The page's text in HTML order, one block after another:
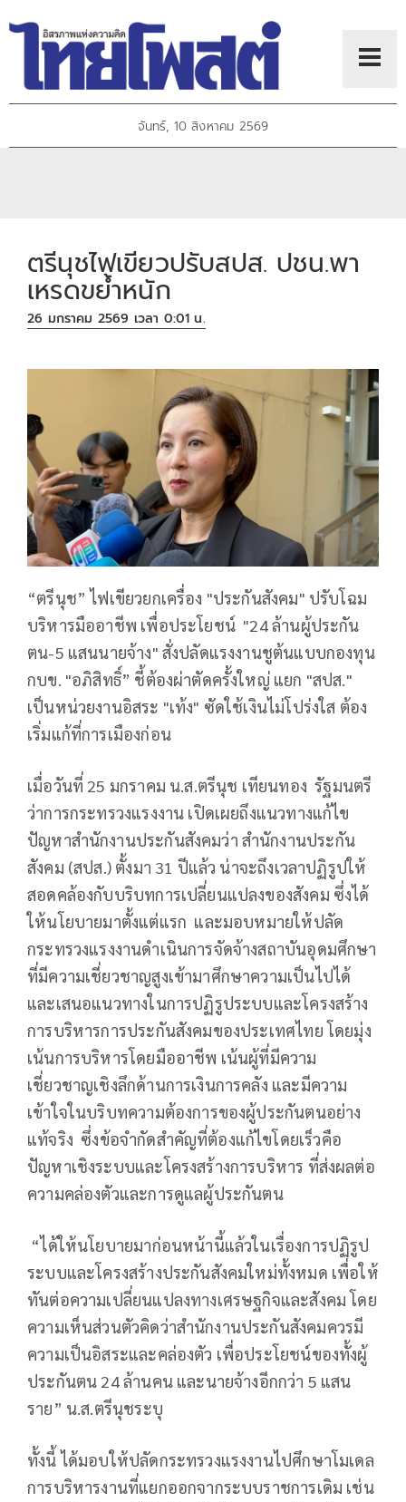
จันทร์, 10 สิงหาคม 2569
ตรีนุชไฟเขียวปรับสปส. ปชน.พา
เหรดขยํ้าหนัก
26 มกราคม 2569 เวลา 0:01 น.
“ตรีนุช” ไฟเขียวยกเครื่อง "ประกันสังคม" ปรับโฉม
บริหารมืออาชีพ เพื่อประโยชน์ "24 ล้านผู้ประกัน
ตน-5 แสนนายจ้าง" สั่งปลัดแรงงานชูต้นแบบกองทุน
กบข. "อภิสิทธิ์” ชี้ต้องผ่าตัดครั้งใหญ่ แยก "สปส."
เป็นหน่วยงานอิสระ "เท้ง" ซัดใช้เงินไม่โปร่งใส ต้อง
เริ่มแก้ที่การเมืองก่อน
เมื่อวันที่ 25 มกราคม น.ส.ตรีนุช เทียนทอง รัฐมนตรี
ว่าการกระทรวงแรงงาน เปิดเผยถึงแนวทางแก้ไข
ปัญหาสำนักงานประกันสังคมว่า สำนักงานประกัน
สังคม (สปส.) ตั้งมา 31 ปีแล้ว น่าจะถึงเวลาปฏิรูปให้
สอดคล้องกับบริบทการเปลี่ยนแปลงของสังคม ซึ่งได้
ให้นโยบายมาตั้งแต่แรก และมอบหมายให้ปลัด
กระทรวงแรงงานดำเนินการจัดจ้างสถาบันอุดมศึกษา
ที่มีความเชี่ยวชาญสูงเข้ามาศึกษาความเป็นไปได้
และเสนอแนวทางในการปฏิรูประบบและโครงสร้าง
การบริหารการประกันสังคมของประเทศไทย โดยมุ่ง
เน้นการบริหารโดยมืออาชีพ เน้นผู้ที่มีความ
เชี่ยวชาญเชิงลึกด้านการเงินการคลัง และมีความ
เข้าใจในบริบทความต้องการของผู้ประกันตนอย่าง
แท้จริง ซึ่งข้อจำกัดสำคัญที่ต้องแก้ไขโดยเร็วคือ
ปัญหาเชิงระบบและโครงสร้างการบริหาร ที่ส่งผลต่อ
ความคล่องตัวและการดูแลผู้ประกันตน
“ได้ให้นโยบายมาก่อนหน้านี้แล้วในเรื่องการปฏิรูป
ระบบและโครงสร้างประกันสังคมใหม่ทั้งหมด เพื่อให้
ทันต่อความเปลี่ยนแปลงทางเศรษฐกิจและสังคม โดย
ความเห็นส่วนตัวคิดว่าสำนักงานประกันสังคมควรมี
ความเป็นอิสระและคล่องตัว เพื่อประโยชน์ของทั้งผู้
ประกันตน 24 ล้านคน และนายจ้างอีกกว่า 5 แสน
ราย” น.ส.ตรีนุชระบุ
ทั้งนี้ ได้มอบให้ปลัดกระทรวงแรงงานไปศึกษาโมเดล
การบริหารงานที่แยกออกจากระบบราชการเดิม เช่น